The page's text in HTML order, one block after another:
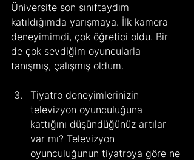
Üniversite son sınıftaydım
katıldığımda yarışmaya. İlk kamera
deneyimimdi, çok öğretici oldu. Bir
de çok sevdiğim oyuncularla
tanışmış, çalışmış oldum.
Tiyatro deneyimlerinizin
televizyon oyunculuğuna
kattığını düşündüğünüz artılar
var mı? Televizyon
oyunculuğunun tiyatroya göre ne